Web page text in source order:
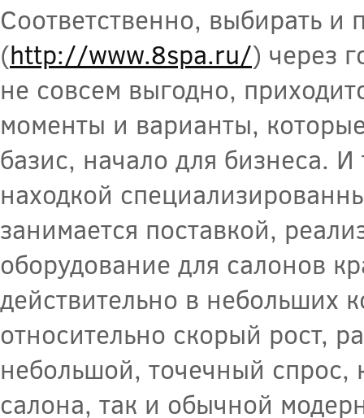
Соответственно, выбирать и
(http://www.8spa.ru/) через
не совсем выгодно,
моменты и варианты,
базис, начало для бизнеса.
находкой
занимается поставкой,
оборудование для салонов
действительно в небольших
относительно скорый рост,
небольшой, точечный спрос,
салона, так и обычной